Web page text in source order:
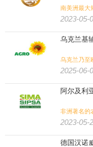
南美洲最大
2023-05-
乌克兰基
乌克兰乃至
2025-06-
阿尔及利
非洲著名的
2023-05-
德国汉诺